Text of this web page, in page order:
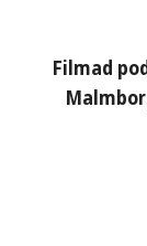
Filmad